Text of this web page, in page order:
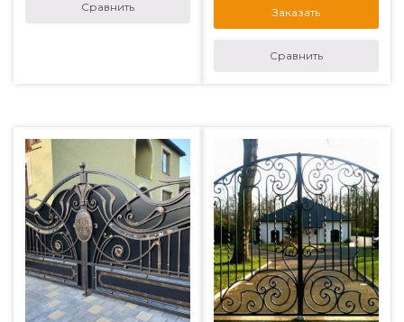
Сравнить Заказать
Сравнить